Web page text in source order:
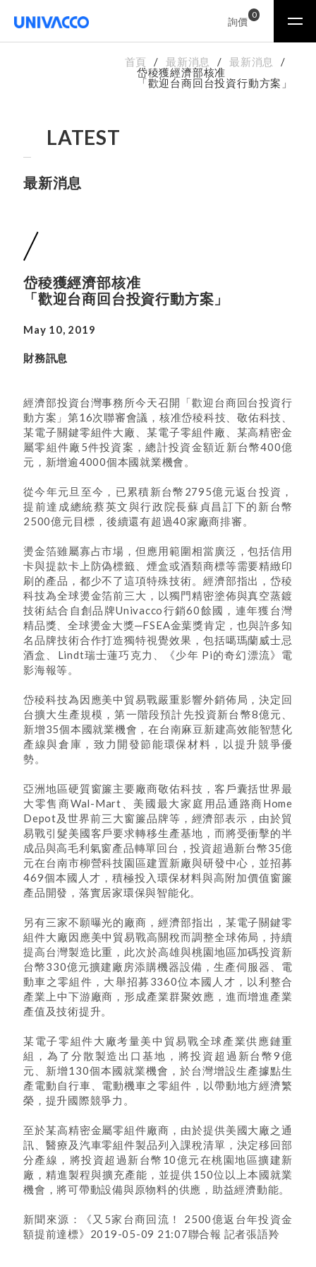
詢價
0
首頁 最新消息
最新消息
岱稜獲經濟部核准
「歡迎台商回台投資行動方案」
LATEST
最新消息
岱稜獲經濟部核准
「歡迎台商回台投資行動方案」
May 10, 2019
財務訊息
經濟部投資台灣事務所今天召開「歡迎台商回台投資行
動方案」第16次聯審會議，核准岱稜科技、敬佑科技、
某電子關鍵零組件大廠、某電子零組件廠、某高精密金
屬零組件廠5件投資案，總計投資金額近新台幣400億
元，新增逾4000個本國就業機會。
從今年元旦至今，已累積新台幣2795億元返台投資，
提前達成總統蔡英文與行政院長蘇貞昌訂下的新台幣
2500億元目標，後續還有超過40家廠商排審。
燙金箔雖屬寡占市場，但應用範圍相當廣泛，包括信用
卡與提款卡上防偽標籤、煙盒或酒類商標等需要精緻印
刷的產品，都少不了這項特殊技術。經濟部指出，岱稜
科技為全球燙金箔前三大，以獨門精密塗佈與真空蒸鍍
技術結合自創品牌Univacco行銷60餘國，連年獲台灣
精品獎、全球燙金大獎─FSEA金葉獎肯定，也與許多知
名品牌技術合作打造獨特視覺效果，包括噶瑪蘭威士忌
酒盒、Lindt瑞士蓮巧克力、《少年 Pi的奇幻漂流》電
影海報等。
岱稜科技為因應美中貿易戰嚴重影響外銷佈局，決定回
台擴大生產規模，第一階段預計先投資新台幣8億元、
新增35個本國就業機會，在台南麻豆新建高效能智慧化
產線與倉庫，致力開發節能環保材料，以提升競爭優
勢。
亞洲地區硬質窗簾主要廠商敬佑科技，客戶囊括世界最
大零售商Wal-Mart、美國最大家庭用品通路商Home
Depot及世界前三大窗簾品牌等，經濟部表示，由於貿
易戰引髮美國客戶要求轉移生產基地，而將受衝擊的半
成品與高毛利氣窗產品轉單回台，投資超過新台幣35億
元在台南市柳營科技園區建置新廠與研發中心，並招募
469個本國人才，積極投入環保材料與高附加價值窗簾
產品開發，落實居家環保與智能化。
另有三家不願曝光的廠商，經濟部指出，某電子關鍵零
組件大廠因應美中貿易戰高關稅而調整全球佈局，持續
提高台灣製造比重，此次於高雄與桃園地區加碼投資新
台幣330億元擴建廠房添購機器設備，生產伺服器、電
動車之零組件，大舉招募3360位本國人才，以利整合
產業上中下游廠商，形成產業群聚效應，進而增進產業
產值及技術提升。
某電子零組件大廠考量美中貿易戰全球產業供應鏈重
組，為了分散製造出口基地，將投資超過新台幣9億
元、新增130個本國就業機會，於台灣增設生產據點生
產電動自行車、電動機車之零組件，以帶動地方經濟繁
榮，提升國際競爭力。
至於某高精密金屬零組件廠商，由於提供美國大廠之通
訊、醫療及汽車零組件製品列入課稅清單，決定移回部
分產線，將投資超過新台幣10億元在桃園地區擴建新
廠，精進製程與擴充產能，並提供150位以上本國就業
機會，將可帶動設備與原物料的供應，助益經濟動能。
新聞來源：《又5家台商回流！ 2500億返台年投資金
額提前達標》2019-05-09 21:07聯合報 記者張語羚